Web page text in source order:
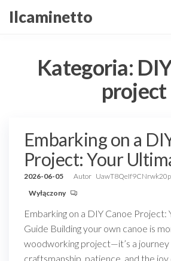
Przejdź
doIlcaminetto
Kategoria:
project
Embarking on a
Project: Your
2026-06-05 Autor
Wyłączony
Embarking on a DIY Canoe Project:
Guide Building your own canoe is
woodworking project—it’s a journey
craftsmanship, patience, and the